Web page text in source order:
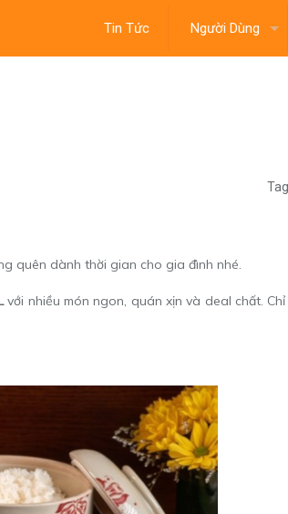
Tin Tức Người Dùng
quên dành thời gian cho gia đình nhé.
với nhiều món ngon, quán xịn và deal chất.